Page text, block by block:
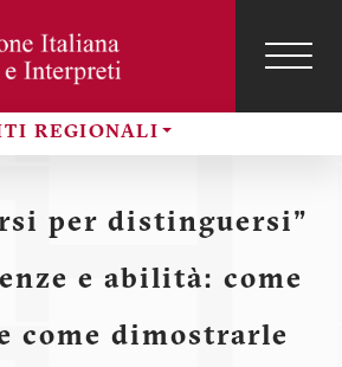
REGIONALI
Menu
profilo
utente
per distinguersi"
e abilità: come
come dimostrarle